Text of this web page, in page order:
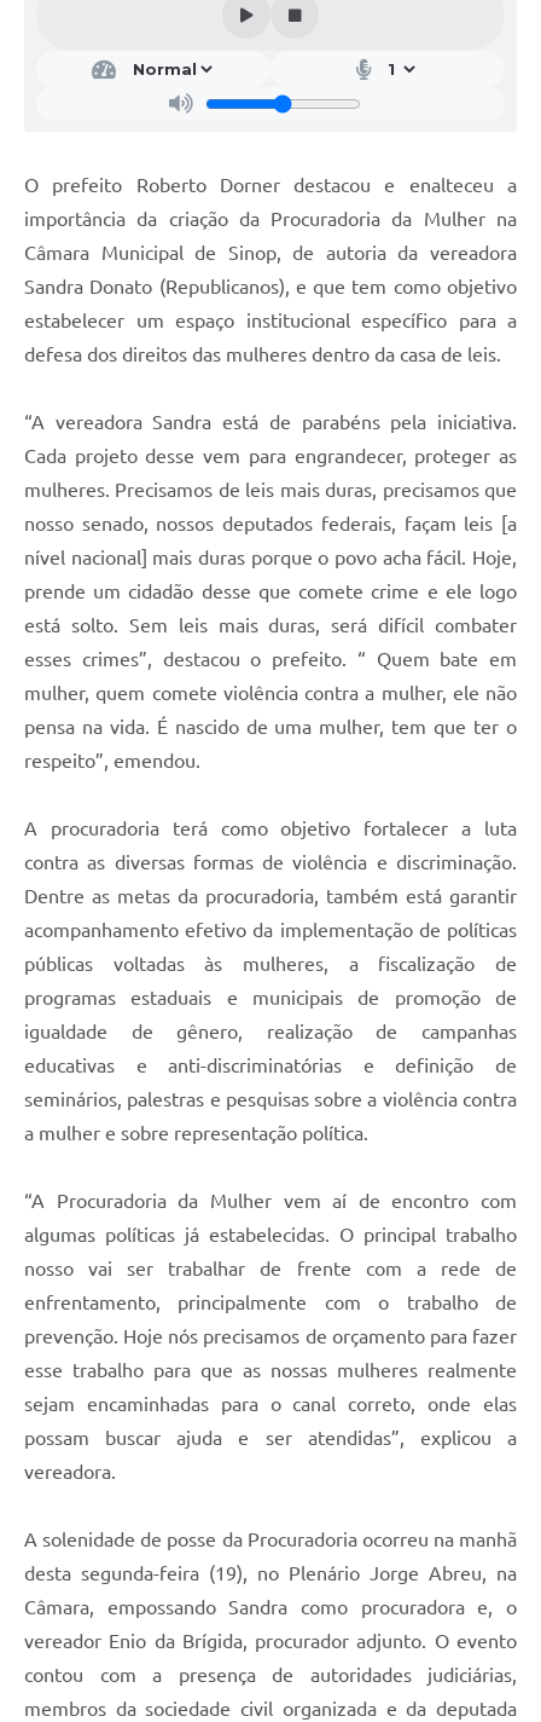
O prefeito Roberto Dorner destacou e enalteceu a
importância da criação da Procuradoria da Mulher na
Câmara Municipal de Sinop, de autoria da vereadora
Sandra Donato (Republicanos), e que tem como objetivo
estabelecer um espaço institucional específico para a
defesa dos direitos das mulheres dentro da casa de leis.
“A vereadora Sandra está de parabéns pela iniciativa.
Cada projeto desse vem para engrandecer, proteger as
mulheres. Precisamos de leis mais duras, precisamos que
nosso senado, nossos deputados federais, façam leis [a
nível nacional] mais duras porque o povo acha fácil. Hoje,
prende um cidadão desse que comete crime e ele logo
está solto. Sem leis mais duras, será difícil combater
esses crimes”, destacou o prefeito. “ Quem bate em
mulher, quem comete violência contra a mulher, ele não
pensa na vida. É nascido de uma mulher, tem que ter o
respeito”, emendou.
A procuradoria terá como objetivo fortalecer a luta
contra as diversas formas de violência e discriminação.
Dentre as metas da procuradoria, também está garantir
acompanhamento efetivo da implementação de políticas
públicas voltadas às mulheres, a fiscalização de
programas estaduais e municipais de promoção de
igualdade de gênero, realização de campanhas
educativas e anti-discriminatórias e definição de
seminários, palestras e pesquisas sobre a violência contra
a mulher e sobre representação política.
“A Procuradoria da Mulher vem aí de encontro com
algumas políticas já estabelecidas. O principal trabalho
nosso vai ser trabalhar de frente com a rede de
enfrentamento, principalmente com o trabalho de
prevenção. Hoje nós precisamos de orçamento para fazer
esse trabalho para que as nossas mulheres realmente
sejam encaminhadas para o canal correto, onde elas
possam buscar ajuda e ser atendidas”, explicou a
vereadora.
A solenidade de posse da Procuradoria ocorreu na manhã
desta segunda-feira (19), no Plenário Jorge Abreu, na
Câmara, empossando Sandra como procuradora e, o
vereador Enio da Brígida, procurador adjunto. O evento
contou com a presença de autoridades judiciárias,
membros da sociedade civil organizada e da deputada